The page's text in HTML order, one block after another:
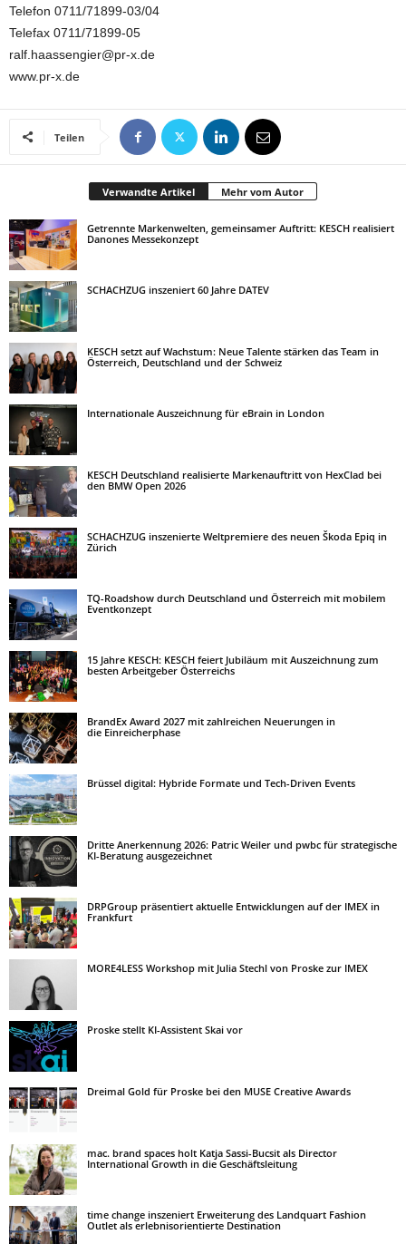
Telefon 0711/71899-03/04
Telefax 0711/71899-05
ralf.haassengier@pr-x.de
www.pr-x.de
Teilen
Verwandte Artikel Mehr vom Autor
Getrennte Markenwelten, gemeinsamer Auftritt: KESCH realisiert
Danones Messekonzept
SCHACHZUG inszeniert 60 Jahre DATEV
KESCH setzt auf Wachstum: Neue Talente stärken das Team in
Österreich, Deutschland und der Schweiz
Internationale Auszeichnung für eBrain in London
KESCH Deutschland realisierte Markenauftritt von HexClad bei
den BMW Open 2026
SCHACHZUG inszenierte Weltpremiere des neuen Škoda Epiq in
Zürich
TQ-Roadshow durch Deutschland und Österreich mit mobilem
Eventkonzept
15 Jahre KESCH: KESCH feiert Jubiläum mit Auszeichnung zum
besten Arbeitgeber Österreichs
BrandEx Award 2027 mit zahlreichen Neuerungen in
die Einreicherphase
Brüssel digital: Hybride Formate und Tech-Driven Events
Dritte Anerkennung 2026: Patric Weiler und pwbc für strategische
KI-Beratung ausgezeichnet
DRPGroup präsentiert aktuelle Entwicklungen auf der IMEX in
Frankfurt
MORE4LESS Workshop mit Julia Stechl von Proske zur IMEX
Proske stellt KI-Assistent Skai vor
Dreimal Gold für Proske bei den MUSE Creative Awards
mac. brand spaces holt Katja Sassi-Bucsit als Director
International Growth in die Geschäftsleitung
time change inszeniert Erweiterung des Landquart Fashion
Outlet als erlebnisorientierte Destination